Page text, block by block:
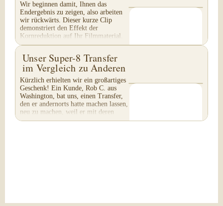
Wir beginnen damit, Ihnen das
Endergebnis zu zeigen, also arbeiten
wir rückwärts. Dieser kurze Clip
demonstriert den Effekt der
Kornreduktion auf Ihr Filmmaterial.
Achten Sie besonders auf...
Unser Super-8 Transfer
im Vergleich zu Anderen
Kürzlich erhielten wir ein großartiges
Geschenk! Ein Kunde, Rob C. aus
Washington, bat uns, einen Transfer,
den er andernorts hatte machen lassen,
neu zu machen, weil er mit deren
Arbeit...